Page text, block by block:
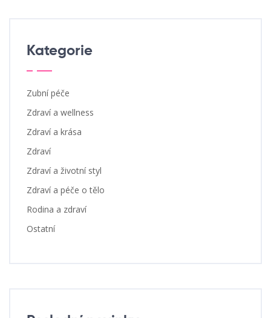
Kategorie
Zubní péče
Zdraví a wellness
Zdraví a krása
Zdraví
Zdraví a životní styl
Zdraví a péče o tělo
Rodina a zdraví
Ostatní